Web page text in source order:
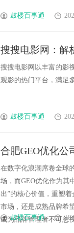
鼓楼百事通
搜搜电影网：解
搜搜电影网以丰富的影
观影的热门平台，满足
鼓楼百事通
合肥GEO优化公
在数字化浪潮席卷全球
场，而GEO优化作为其
出”的核心价值，重塑
市场，还是成熟品牌希
成为品牌管理者不可忽
鼓楼百事通